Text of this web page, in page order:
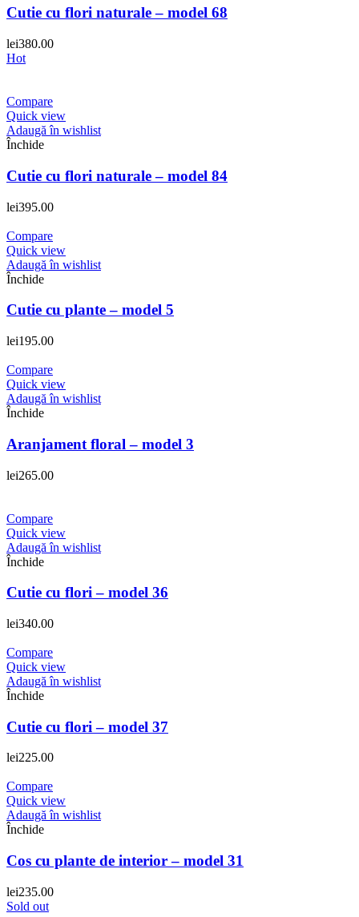
Cutie cu flori naturale – model 68
lei380.00
Hot
Compare
Quick view
Adaugă în wishlist
Închide
Cutie cu flori naturale – model 84
lei395.00
Compare
Quick view
Adaugă în wishlist
Închide
Cutie cu plante – model 5
lei195.00
Compare
Quick view
Adaugă în wishlist
Închide
Aranjament floral – model 3
lei265.00
Compare
Quick view
Adaugă în wishlist
Închide
Cutie cu flori – model 36
lei340.00
Compare
Quick view
Adaugă în wishlist
Închide
Cutie cu flori – model 37
lei225.00
Compare
Quick view
Adaugă în wishlist
Închide
Cos cu plante de interior – model 31
lei235.00
Sold out